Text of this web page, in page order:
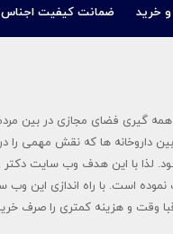
خرید ضمانت کیفیت اجناس
پایه گزاری شد در عصر دیجیتال و همه گیری
داروخانه ها که نقش مهمی را
لذا با این هدف وب سایت دکتر
است. با راه اندازی این وب
و هزینه کمتری را صرف خرید